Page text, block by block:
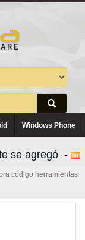
Windows Phone
se agregó -
código herramientas